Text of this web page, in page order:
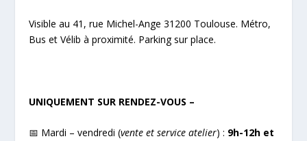
Visible au 41, rue Michel-Ange 31200 Toulouse. Métro,
Bus et Vélib à proximité. Parking sur place.
UNIQUEMENT SUR RENDEZ-VOUS –
📅 Mardi – vendredi (vente et service atelier) : 9h-12h et